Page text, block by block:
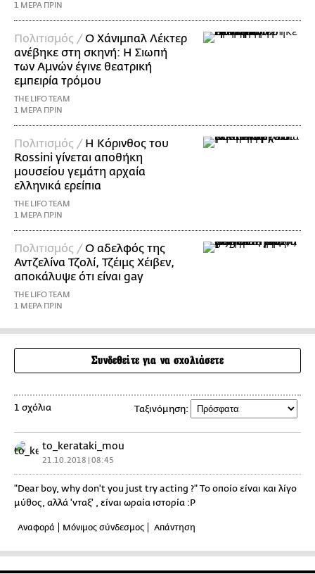
1 ΜΕΡΑ ΠΡΙΝ
Πολιτισμός /Ο Χάνιμπαλ Λέκτερ
ανέβηκε στη σκηνή: Η Σιωπή
των Αμνών έγινε θεατρική
εμπειρία τρόμου
THE LIFO TEAM
1 ΜΕΡΑ ΠΡΙΝ
Πολιτισμός / Η Κόρινθος του
Rossini γίνεται αποθήκη
μουσείου γεμάτη αρχαία
ελληνικά ερείπια
THE LIFO TEAM
1 ΜΕΡΑ ΠΡΙΝ
Πολιτισμός /Ο αδελφός της
Αντζελίνα Τζολί, Τζέιμς Χέιβεν,
αποκάλυψε ότι είναι gay
THE LIFO TEAM
1 ΜΕΡΑ ΠΡΙΝ
Συνδεθείτε για να σχολιάσετε
1 σχόλια Ταξινόμηση:
to_kerataki_mou
21.10.2018 | 08:45
"Dear boy, why don't you just try acting ?" Το οποίο είναι και λίγο
μύθος, αλλά 'νταξ' , είναι ωραία ιστορία :P
Αναφορά Μόνιμος σύνδεσμος Απάντηση